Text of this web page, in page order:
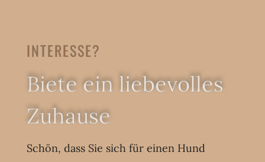
INTERESSE?
Biete ein liebevolles
Zuhause
Schön, dass Sie sich für einen Hund